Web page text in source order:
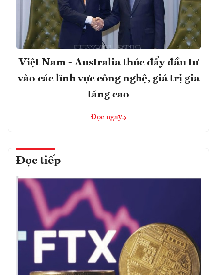
Việt Nam - Australia thúc đẩy đầu tư
vào các lĩnh vực công nghệ, giá trị gia
tăng cao
Đọc ngay
Đọc tiếp